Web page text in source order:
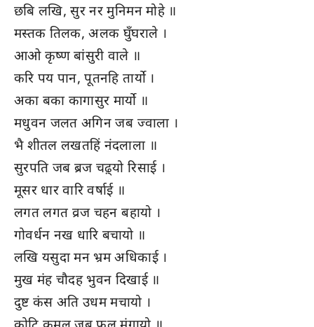
छबि लखि, सुर नर मुनिमन मोहे ॥
मस्तक तिलक, अलक घुँघराले ।
आओ कृष्ण बांसुरी वाले ॥
करि पय पान, पूतनहि तार्यो ।
अका बका कागासुर मार्यो ॥
मधुवन जलत अगिन जब ज्वाला ।
भै शीतल लखतहिं नंदलाला ॥
सुरपति जब ब्रज चढ़्यो रिसाई ।
मूसर धार वारि वर्षाई ॥
लगत लगत व्रज चहन बहायो ।
गोवर्धन नख धारि बचायो ॥
लखि यसुदा मन भ्रम अधिकाई ।
मुख मंह चौदह भुवन दिखाई ॥
दुष्ट कंस अति उधम मचायो ।